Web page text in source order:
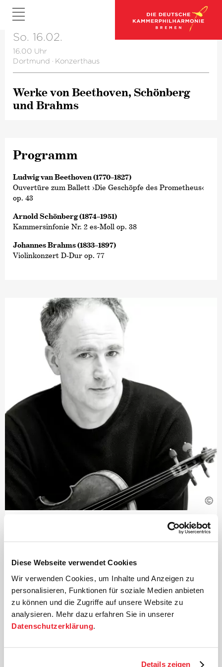
Diese Webseite verwendet Cookies
Wir verwenden Cookies, um Inhalte und Anzeigen zu
personalisieren, Funktionen für soziale Medien anbieten
zu können und die Zugriffe auf unsere Website zu
analysieren. Mehr dazu erfahren Sie in unserer
Datenschutzerklärung.
Details zeigen
So. 16.02.
16.00 Uhr
Dortmund · Konzerthaus
Werke von Beethoven, Schönberg
und Brahms
Programm
Ludwig van Beethoven (1770–1827)
Ouvertüre zum Ballett ›Die Geschöpfe des Prometheus‹
op. 43
Arnold Schönberg (1874–1951)
Kammersinfonie Nr. 2 es-Moll op. 38
Johannes Brahms (1833–1897)
Violinkonzert D-Dur op. 77
©
Florian Donderer
Florian Donderer ist Primarius des Signum Quartetts,
und langjähriger Konzertmeister der Deutschen
Kammer­philharmonie Bremen. Als Konzertmeister,
Kammermusiker, Solist und Dirigent – auf Geige und
Bratsche gleichermaßen zu Hause – ist er ein
hochgeschätzter Partner vieler renommierter Musiker,
und Christian Tetzlaff.
Florian Donderer ist gern gesehener Gast bei